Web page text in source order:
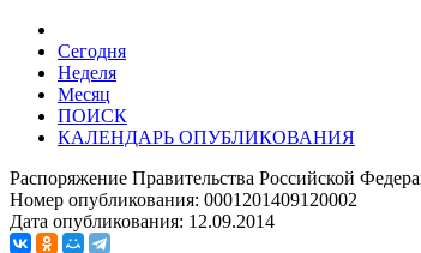
Сегодня
Неделя
Месяц
ПОИСК
КАЛЕНДАРЬ ОПУБЛИКОВАНИЯ
Распоряжение Правительства Российской
Номер опубликования: 0001201409120002
Дата опубликования: 12.09.2014